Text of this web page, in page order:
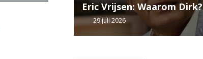
Eric Vrijsen: Waarom Dirk?
29 juli 2026